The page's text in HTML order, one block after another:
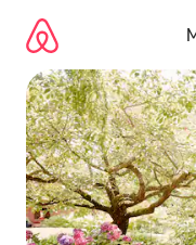
directement
contenu